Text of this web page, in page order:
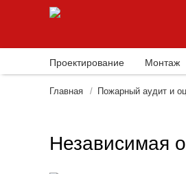
Проектирование Монтаж
Главная Пожарный аудит и
Независимая